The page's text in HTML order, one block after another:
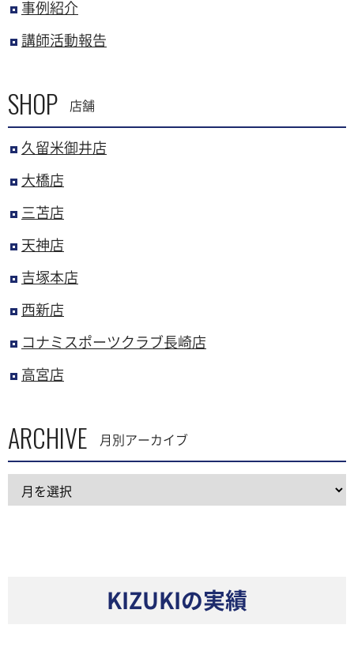
事例紹介
講師活動報告
SHOP 店舗
久留米御井店
大橋店
三苫店
天神店
吉塚本店
西新店
コナミスポーツクラブ長崎店
高宮店
ARCHIVE 月別アーカイブ
KIZUKIの実績